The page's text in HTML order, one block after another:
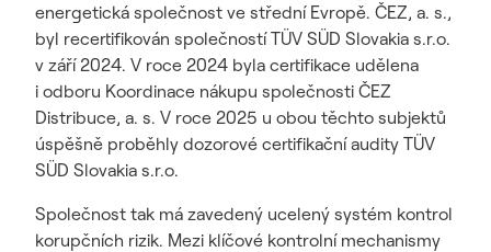
energetická společnost ve střední Evropě. ČEZ, a. s.,
byl recertifikován společností TÜV SÜD Slovakia s.r.o.
v září 2024. V roce 2024 byla certifikace udělena
i odboru Koordinace nákupu společnosti ČEZ
Distribuce, a. s. V roce 2025 u obou těchto subjektů
úspěšně proběhly dozorové certifikační audity TÜV
SÜD Slovakia s.r.o.
Společnost tak má zavedený ucelený systém kontrol
korupčních rizik. Mezi klíčové kontrolní mechanismy